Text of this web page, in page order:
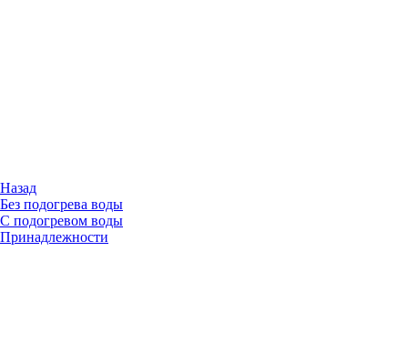
Назад
Без подогрева воды
С подогревом воды
Принадлежности